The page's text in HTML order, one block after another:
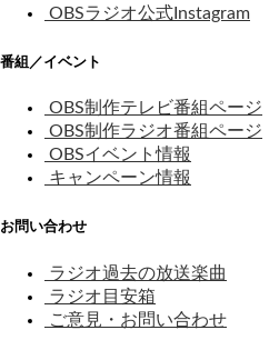
OBSラジオ公式Instagram
番組／イベント
OBS制作テレビ番組ページ
OBS制作ラジオ番組ページ
OBSイベント情報
キャンペーン情報
お問い合わせ
ラジオ過去の放送楽曲
ラジオ目安箱
ご意見・お問い合わせ